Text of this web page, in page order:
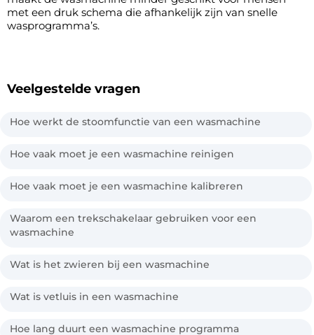
met een druk schema die afhankelijk zijn van snelle
wasprogramma’s.
Veelgestelde vragen
Hoe werkt de stoomfunctie van een wasmachine
Hoe vaak moet je een wasmachine reinigen
Hoe vaak moet je een wasmachine kalibreren
Waarom een trekschakelaar gebruiken voor een
wasmachine
Wat is het zwieren bij een wasmachine
Wat is vetluis in een wasmachine
Hoe lang duurt een wasmachine programma